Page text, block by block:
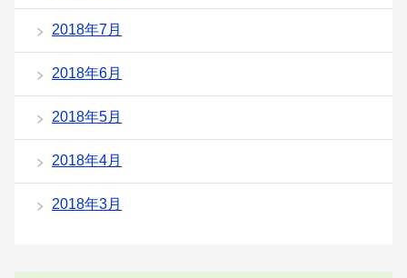
2018年7月
2018年6月
2018年5月
2018年4月
2018年3月